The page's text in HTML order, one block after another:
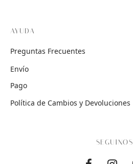
AYUDA
Preguntas Frecuentes
Envío
Pago
Política de Cambios y Devoluciones
SEGUINOS